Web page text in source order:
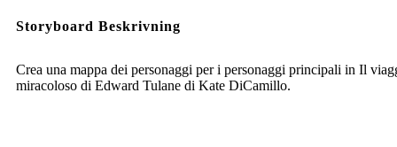
Storyboard Beskrivning
Crea una mappa dei personaggi per i personaggi principali in Il
miracoloso di Edward Tulane di Kate DiCamillo.